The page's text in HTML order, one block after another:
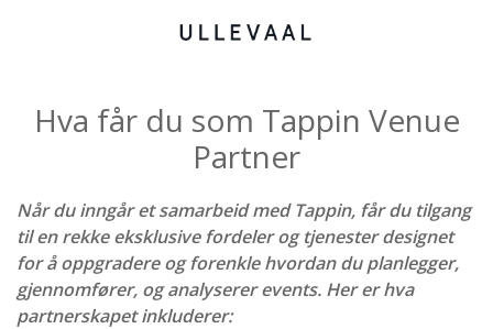
Hva får du som Tappin Venue
Partner
Når du inngår et samarbeid med Tappin, får du tilgang
til en rekke eksklusive fordeler og tjenester designet
for å oppgradere og forenkle hvordan du planlegger,
gjennomfører, og analyserer events. Her er hva
partnerskapet inkluderer: